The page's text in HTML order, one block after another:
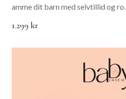
amme dit barn med selvtillid og ro.
1.299 kr